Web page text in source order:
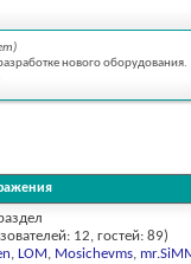
нового оборудования.
12, гостей: 89)
, LOM , Mosichevms,